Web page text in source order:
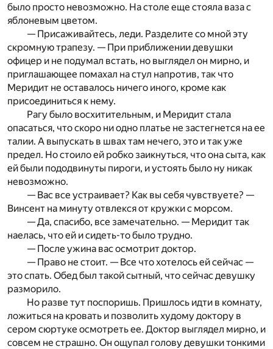
было просто невозможно. На столе еще стояла ваза с
яблоневым цветом.
— Присаживайтесь, леди. Разделите со мной эту
скромную трапезу. — При приближении девушки
офицер и не подумал встать, но выглядел он мирно, и
приглашающее помахал на стул напротив, так что
Меридит не оставалось ничего иного, кроме как
присоединиться к нему.
Рагу было восхитительным, и Меридит стала
опасаться, что скоро ни одно платье не застегнется на ее
талии. А выпускать в швах там нечего, это и так уже
предел. Но стоило ей робко заикнуться, что она сыта, как
ей были пододвинуты пироги, и устоять было ну никак
невозможно.
— Вас все устраивает? Как вы себя чувствуете? —
Винсент на минуту отвлекся от кружки с морсом.
— Да, спасибо, все замечательно. — Меридит так
наелась, что ей и сидеть-то было трудно.
— После ужина вас осмотрит доктор.
— Право не стоит. — Все что хотелось ей сейчас —
это спать. Обед был такой сытный, что сейчас девушку
разморило.
Но разве тут поспоришь. Пришлось идти в комнату,
ложиться на кровать и позволить худому доктору в
сером сюртуке осмотреть ее. Доктор выглядел мирно, и
совсем не страшно. Он ощупал голову девушки тонкими